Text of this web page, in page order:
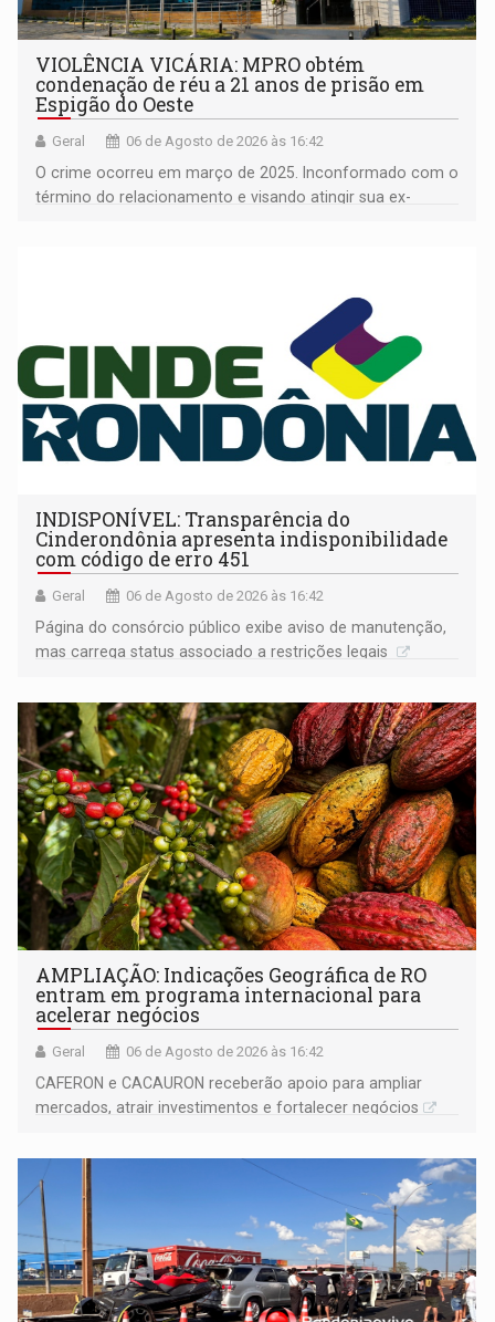
VIOLÊNCIA VICÁRIA: MPRO obtém
condenação de réu a 21 anos de prisão em
Espigão do Oeste
Geral 06 de Agosto de 2026 às 16:42
O crime ocorreu em março de 2025. Inconformado com o
término do relacionamento e visando atingir sua ex-
INDISPONÍVEL: Transparência do
Cinderondônia apresenta indisponibilidade
com código de erro 451
Geral 06 de Agosto de 2026 às 16:42
Página do consórcio público exibe aviso de manutenção,
mas carrega status associado a restrições legais
AMPLIAÇÃO: Indicações Geográfica de RO
entram em programa internacional para
acelerar negócios
Geral 06 de Agosto de 2026 às 16:42
CAFERON e CACAURON receberão apoio para ampliar
mercados, atrair investimentos e fortalecer negócios